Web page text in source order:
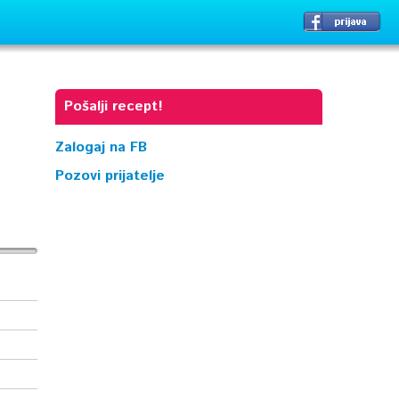
Pošalji recept!
Zalogaj na FB
Pozovi prijatelje